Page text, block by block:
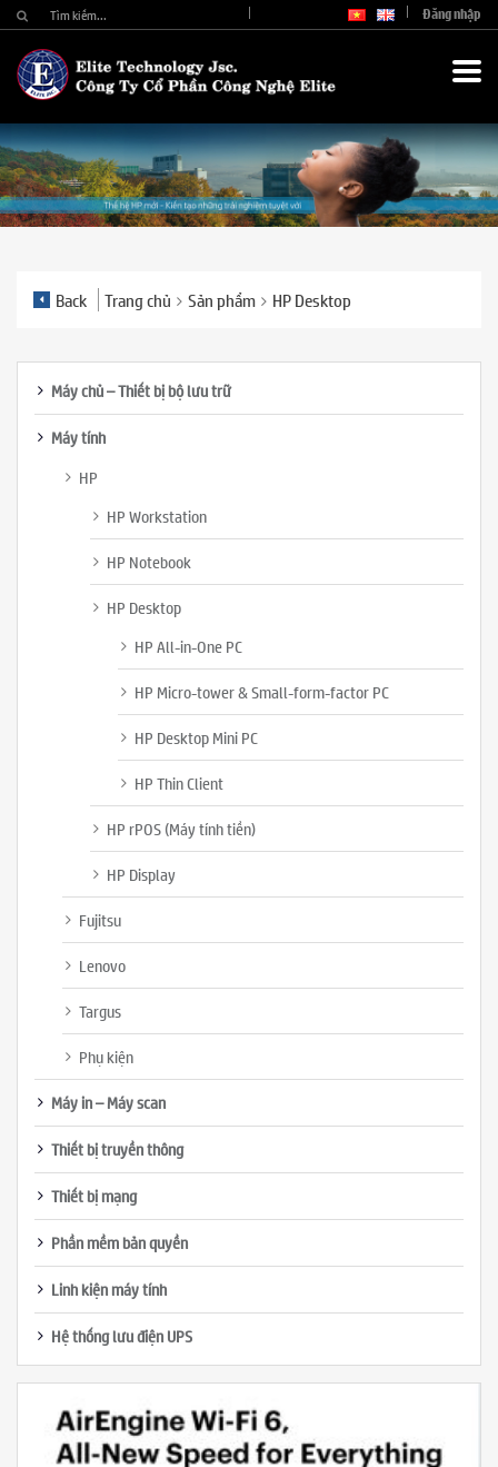
Đăng nhập
Back Trang chủ Sản phẩm HP Desktop
Máy chủ – Thiết bị bộ lưu trữ
Máy tính
HP
HP Workstation
HP Notebook
HP Desktop
HP All-in-One PC
HP Micro-tower & Small-form-factor PC
HP Desktop Mini PC
HP Thin Client
HP rPOS (Máy tính tiền)
HP Display
Fujitsu
Lenovo
Targus
Phụ kiện
Máy in – Máy scan
Thiết bị truyền thông
Thiết bị mạng
Phần mềm bản quyền
Linh kiện máy tính
Hệ thống lưu điện UPS